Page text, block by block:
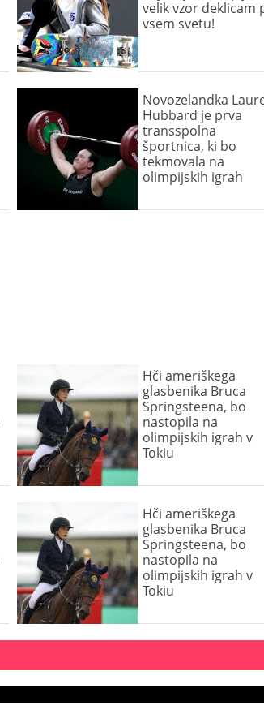
velik vzor deklicam
vsem svetu!
Novozelandka
Hubbard je prva
transspolna
športnica, ki bo
tekmovala na
olimpijskih igrah
Hči ameriškega
glasbenika Bruca
Springsteena, bo
nastopila na
olimpijskih igrah v
Tokiu
Hči ameriškega
glasbenika Bruca
Springsteena, bo
nastopila na
olimpijskih igrah v
Tokiu